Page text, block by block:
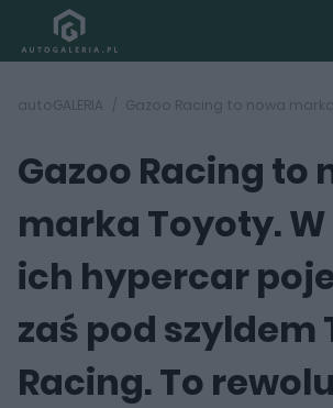
autoGALERIA
Gazoo Racing to
marka Toyoty. W
ich hypercar
zaś pod szyldem
Racing. To